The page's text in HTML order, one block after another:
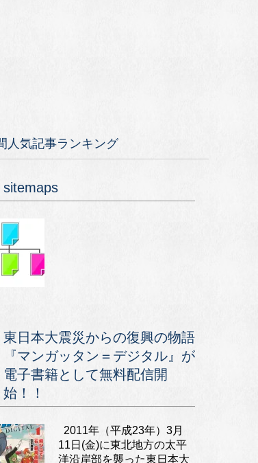
人気記事ランキング
sitemaps
東日本大震災からの復興の物語
『マンガッタン＝デジタル』が
電子書籍として無料配信開
始！！
2011年（平成23年）3月
11日(金)に東北地方の太平
洋沿岸部を襲った東日本大